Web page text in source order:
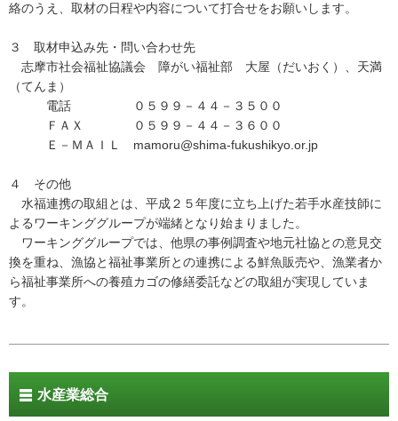
絡のうえ、取材の日程や内容について打合せをお願いします。
３ 取材申込み先・問い合わせ先
志摩市社会福祉協議会 障がい福祉部 大屋（だいおく）、天満
（てんま）
電話 ０５９９－４４－３５００
ＦＡＸ ０５９９－４４－３６００
Ｅ－ＭＡＩＬ mamoru@shima-fukushikyo.or.jp
４ その他
水福連携の取組とは、平成２５年度に立ち上げた若手水産技師に
よるワーキンググループが端緒となり始まりました。
ワーキンググループでは、他県の事例調査や地元社協との意見交
換を重ね、漁協と福祉事業所との連携による鮮魚販売や、漁業者か
ら福祉事業所への養殖カゴの修繕委託などの取組が実現していま
す。
水産業総合